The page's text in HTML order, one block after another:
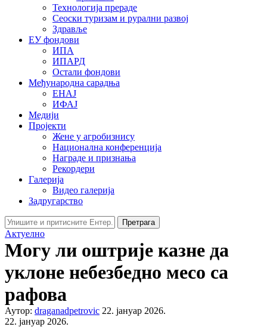
Технологија прераде
Сеоски туризам и рурални развој
Здравље
ЕУ фондови
ИПА
ИПАРД
Остали фондови
Међународна сарадња
ЕНАЈ
ИФАЈ
Медији
Пројекти
Жене у агробизнису
Национална конференција
Награде и признања
Рекордери
Галерија
Видео галерија
Задругарство
Претрага
Актуелно
Могу ли оштрије казне да
уклоне небезбедно месо са
рафова
Аутор: draganadpetrovic 22. јануар 2026.
22. јануар 2026.